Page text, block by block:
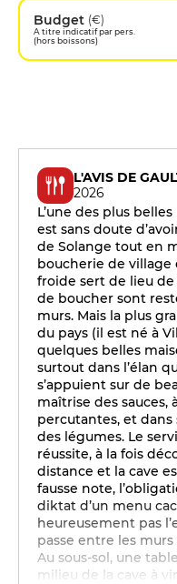
Budget (€)
A titre indicatif par pers.
(hors boissons)
L'AVIS DE
2026
L’une des plus
est sans doute
de Solange tout en
boucherie de village
froide sert de lieu
de boucher sont
murs. Mais la plus
du pays (il est né à
quelques belles
surtout dans l’élan
s’appuient sur de
maîtrise des sauces,
percutantes, et
des légumes. Le
réussite, à la fois
distance et la cave
fausse note,
diktat d’un menu
heureusement pas
passe entre les
Au sous-sol, une
milieu de la cave à